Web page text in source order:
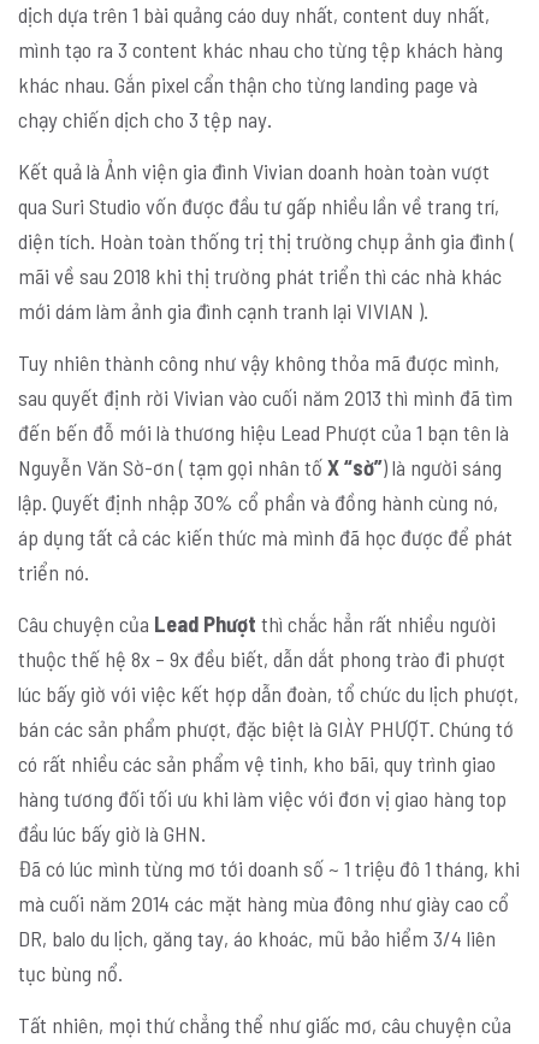
dịch dựa trên 1 bài quảng cáo duy nhất, content duy nhất,
mình tạo ra 3 content khác nhau cho từng tệp khách hàng
khác nhau. Gắn pixel cẩn thận cho từng landing page và
chạy chiến dịch cho 3 tệp nay.
Kết quả là Ảnh viện gia đình Vivian doanh hoàn toàn vượt
qua Suri Studio vốn được đầu tư gấp nhiều lần về trang trí,
diện tích. Hoàn toàn thống trị thị trường chụp ảnh gia đình (
mãi về sau 2018 khi thị trường phát triển thì các nhà khác
mới dám làm ảnh gia đình cạnh tranh lại VIVIAN ).
Tuy nhiên thành công như vậy không thỏa mã được mình,
sau quyết định rời Vivian vào cuối năm 2013 thì mình đã tìm
đến bến đỗ mới là thương hiệu Lead Phượt của 1 bạn tên là
Nguyễn Văn Sờ-ơn ( tạm gọi nhân tốX “sờ”) là người sáng
lập. Quyết định nhập 30% cổ phần và đồng hành cùng nó,
áp dụng tất cả các kiến thức mà mình đã học được để phát
triển nó.
Câu chuyện của Lead Phượt thì chắc hẳn rất nhiều người
thuộc thế hệ 8x – 9x đều biết, dẫn dắt phong trào đi phượt
lúc bấy giờ với việc kết hợp dẫn đoàn, tổ chức du lịch phượt,
bán các sản phẩm phượt, đặc biệt là GIÀY PHƯỢT. Chúng tớ
có rất nhiều các sản phẩm vệ tinh, kho bãi, quy trình giao
hàng tương đối tối ưu khi làm việc với đơn vị giao hàng top
đầu lúc bấy giờ là GHN.
Đã có lúc mình từng mơ tới doanh số ~ 1 triệu đô 1 tháng, khi
mà cuối năm 2014 các mặt hàng mùa đông như giày cao cổ
DR, balo du lịch, găng tay, áo khoác, mũ bảo hiểm 3/4 liên
tục bùng nổ.
Tất nhiên, mọi thứ chẳng thể như giấc mơ, câu chuyện của